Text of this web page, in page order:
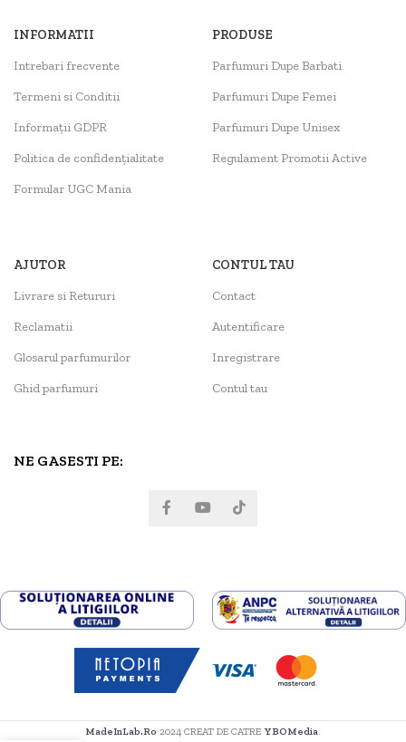
INFORMATII
Intrebari frecvente
Termeni si Conditii
Informații GDPR
Politica de confidențialitate
Formular UGC Mania
PRODUSE
Parfumuri Dupe Barbati
Parfumuri Dupe Femei
Parfumuri Dupe Unisex
Regulament Promotii Active
AJUTOR
Livrare si Retururi
Reclamatii
Glosarul parfumurilor
Ghid parfumuri
CONTUL TAU
Contact
Autentificare
Inregistrare
Contul tau
NE GASESTI PE:
MadeInLab.Ro 2024 CREAT DE CATRE YBOMedia.